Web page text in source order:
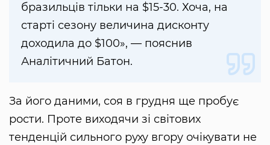
бразильців тільки на $15-30. Хоча, на
старті сезону величина дисконту
доходила до $100», — пояснив
Аналітичний Батон.
За його даними, соя в грудня ще пробує
рости. Проте виходячи зі світових
тенденцій сильного руху вгору очікувати не